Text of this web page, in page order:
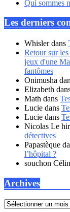
Qui sommes
Les derniers
Whislerdans
Retour sur
jeux d'une
fantômes
Onimusha
Elizabeth
Math dans
Lucie dans
Lucie dans
Nicolas Le hir
détectives
Papastèque
l’hôpital ?
souchon
Archives
Archives